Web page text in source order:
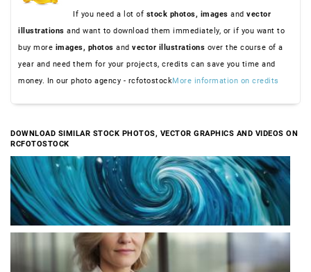
If you need a lot of stock photos, images and vector
illustrations and want to download them immediately, or if you want to
buy more images, photos and vector illustrations over the course of a
year and need them for your projects, credits can save you time and
money. In our photo agency - rcfotostockMore information on credits
DOWNLOAD SIMILAR STOCK PHOTOS, VECTOR GRAPHICS AND VIDEOS ON
RCFOTOSTOCK